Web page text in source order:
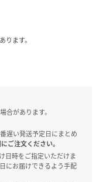
ます。
があります。
遅い発送予定日にまとめ
ご注文ください。
日時をご指定いただけま
にお届けできるよう手配